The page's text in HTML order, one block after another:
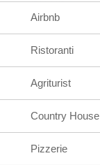
Airbnb
Ristoranti
Agriturist
Country House
Pizzerie